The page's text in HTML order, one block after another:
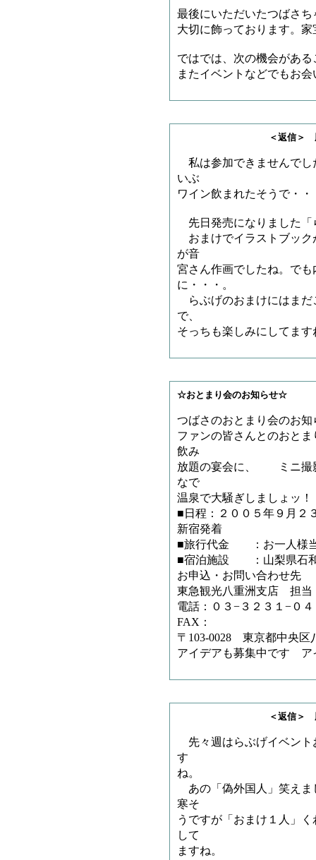
最後にいただいたつばさ
大切に飾っております。
ではでは、次の機会があ
またイベントなどでもお
＜返信＞ 豚雲海さ
私は参加できませんでし
いぶ
ワイン飲まれたそうで・
先日発売になりました「
おまけでイラストブック
が音
宮さん作画でしたね。で
に・・・。
らぶげのおまけにはまだ
で、
そっちも楽しみにしてます
☆おとまり会のお知らせ☆
つばさのおとまり会のお
ファンの皆さんとのおと
飲み
放題の宴会に、 ミニ撮
なで
温泉で大騒ぎしましょッ
■日程：２００５年９月２
新宿発着
■旅行代金 ：お一人様
■宿泊施設 ：山梨県石和
お申込・お問い合わ
東急観光八重洲支店 担
電話：０３−３２３１−０
FAX：
〒103-0028 東京都中央
アイデアも募集中です ア
＜返信＞ 豚雲海さ
先々週はらぶげイベント
す
ね。
あの「偽外国人」笑えま
寒そ
うですが「おまけ１人」
して
ますね。